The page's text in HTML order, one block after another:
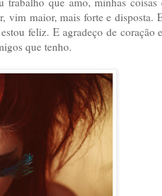
maior, mais forte e disposta.
feliz. E agradeço de coração
que tenho.